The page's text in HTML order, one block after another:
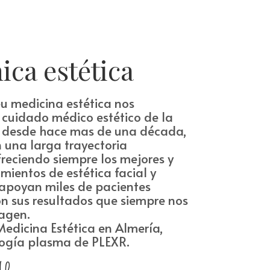
estética
medicina estética nos
médico estético de la
hace mas de una década,
una larga trayectoria
siempre los mejores y
de estética facial y
miles de pacientes
sus resultados que siempre nos
Estética en Almería,
plasma de PLEXR.